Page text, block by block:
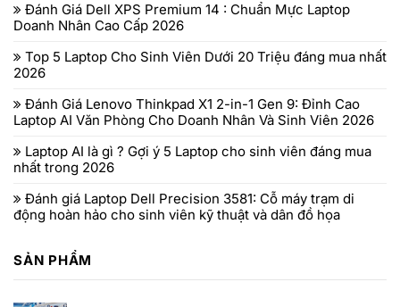
Đánh Giá Dell XPS Premium 14 : Chuẩn Mực Laptop
Doanh Nhân Cao Cấp 2026
Top 5 Laptop Cho Sinh Viên Dưới 20 Triệu đáng mua nhất
2026
Đánh Giá Lenovo Thinkpad X1 2-in-1 Gen 9: Đỉnh Cao
Laptop AI Văn Phòng Cho Doanh Nhân Và Sinh Viên 2026
Laptop AI là gì ? Gợi ý 5 Laptop cho sinh viên đáng mua
nhất trong 2026
Đánh giá Laptop Dell Precision 3581: Cỗ máy trạm di
động hoàn hảo cho sinh viên kỹ thuật và dân đồ họa
SẢN PHẨM